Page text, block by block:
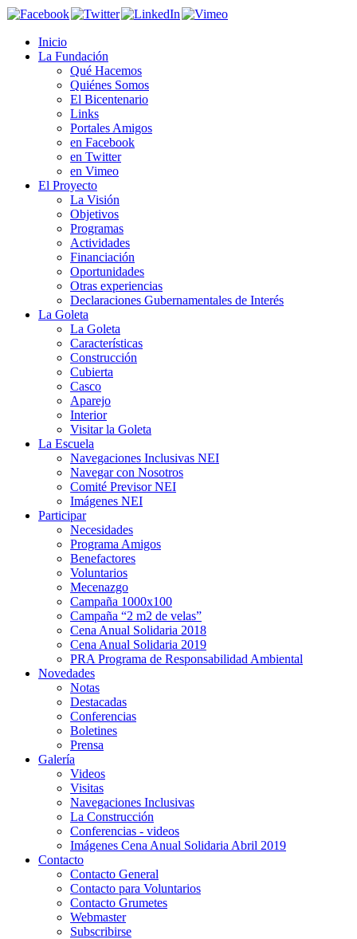
Inicio
La Fundación
Qué Hacemos
Quiénes Somos
El Bicentenario
Links
Portales Amigos
en Facebook
en Twitter
en Vimeo
El Proyecto
La Visión
Objetivos
Programas
Actividades
Financiación
Oportunidades
Otras experiencias
Declaraciones Gubernamentales de Interés
La Goleta
La Goleta
Características
Construcción
Cubierta
Casco
Aparejo
Interior
Visitar la Goleta
La Escuela
Navegaciones Inclusivas NEI
Navegar con Nosotros
Comité Previsor NEI
Imágenes NEI
Participar
Necesidades
Programa Amigos
Benefactores
Voluntarios
Mecenazgo
Campaña 1000x100
Campaña “2 m2 de velas”
Cena Anual Solidaria 2018
Cena Anual Solidaria 2019
PRA Programa de Responsabilidad Ambiental
Novedades
Notas
Destacadas
Conferencias
Boletines
Prensa
Galería
Videos
Visitas
Navegaciones Inclusivas
La Construcción
Conferencias - videos
Imágenes Cena Anual Solidaria Abril 2019
Contacto
Contacto General
Contacto para Voluntarios
Contacto Grumetes
Webmaster
Subscribirse